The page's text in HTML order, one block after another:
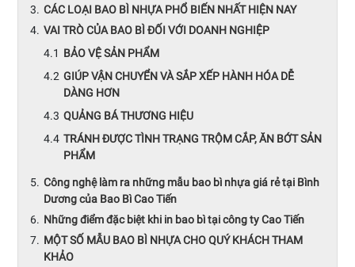
CÁC LOẠI BAO BÌ NHỰA PHỔ BIẾN NHẤT HIỆN NAY
VAI TRÒ CỦA BAO BÌ ĐỐI VỚI DOANH NGHIỆP
BẢO VỆ SẢN PHẨM
GIÚP VẬN CHUYỂN VÀ SẮP XẾP HÀNH HÓA DỄ
DÀNG HƠN
QUẢNG BÁ THƯƠNG HIỆU
TRÁNH ĐƯỢC TÌNH TRẠNG TRỘM CẮP, ĂN BỚT SẢN
PHẨM
Công nghệ làm ra những mẫu bao bì nhựa giá rẻ tại Bình
Dương của Bao Bì Cao Tiến
Những điểm đặc biệt khi in bao bì tại công ty Cao Tiến
MỘT SỐ MẪU BAO BÌ NHỰA CHO QUÝ KHÁCH THAM
KHẢO